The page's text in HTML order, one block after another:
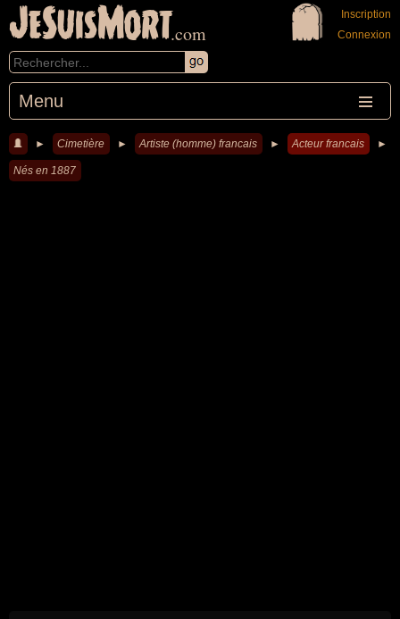
JeSuisMort.com
Menu
Inscription
Connexion
► Cimetière ► Artiste (homme) francais ► Acteur francais ►
Nés en 1887